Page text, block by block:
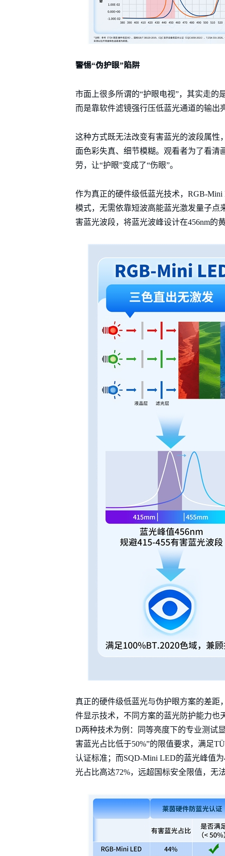
警惕“伪护眼”陷阱
市面上很多所谓的“护眼电视”，其实走的
而是靠软件滤镜强行压低蓝光通道的输出
这种方式既无法改变有害蓝光的波段属性
面色彩失真、细节模糊。观看者为了看
劳，让“护眼”变成了“伤眼”。
作为真正的硬件级低蓝光技术，RGB-
模式，无需依靠短波高能蓝光激发量子点
害蓝光波段，将蓝光波峰设计在456nm的
真正的硬件级低蓝光与伪护眼方案的差距
件显示技术，不同方案的蓝光防护能力
D两种技术为例：同等亮度下的专业测试
害蓝光占比低于50%”的限值要求，满足
认证标准；而SQD-Mini LED的蓝光峰值
光占比高达72%，远超国标安全限值，无